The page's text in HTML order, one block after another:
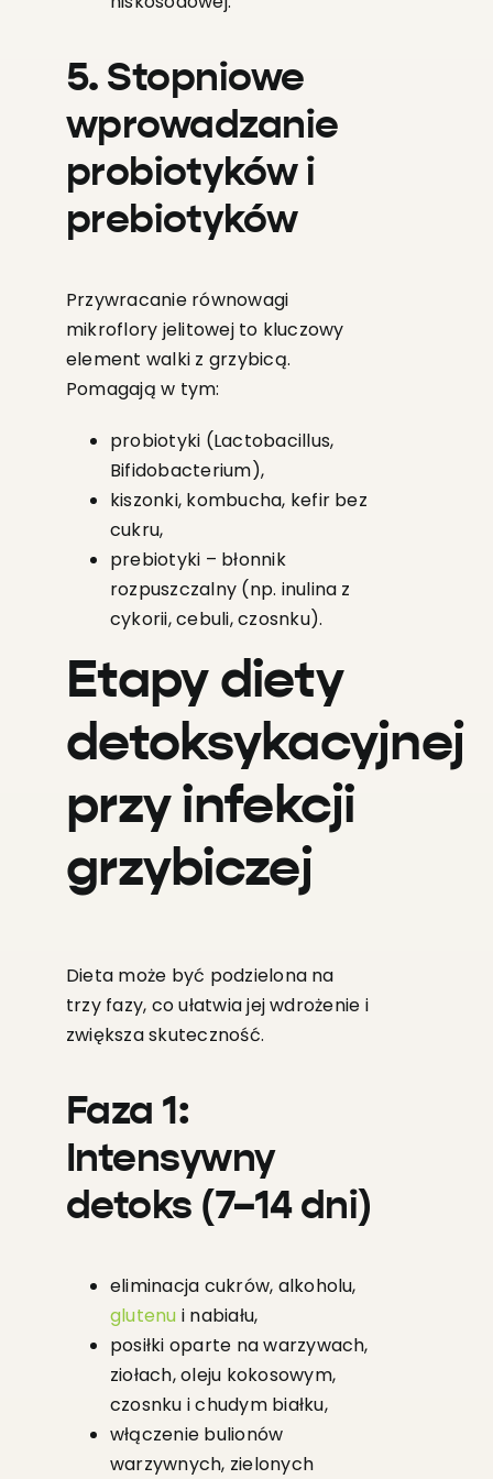
5. Stopniowe
wprowadzanie
probiotyków i
prebiotyków
Przywracanie równowagi
mikroflory jelitowej to kluczowy
element walki z grzybicą.
Pomagają w tym:
probiotyki (Lactobacillus,
Bifidobacterium),
kiszonki, kombucha, kefir bez
cukru,
prebiotyki – błonnik
rozpuszczalny (np. inulina z
cykorii, cebuli, czosnku).
Etapy diety
detoksykacyjnej
przy infekcji
grzybiczej
Dieta może być podzielona na
trzy fazy, co ułatwia jej wdrożenie i
zwiększa skuteczność.
Faza 1:
Intensywny
detoks (7–14 dni)
eliminacja cukrów, alkoholu,
glutenu i nabiału,
posiłki oparte na warzywach,
ziołach, oleju kokosowym,
czosnku i chudym białku,
włączenie bulionów
warzywnych, zielonych